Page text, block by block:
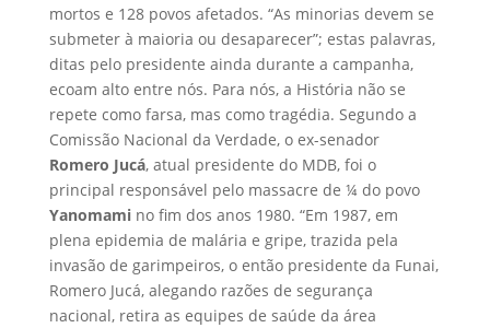
mortos e 128 povos afetados. “As minorias devem se
submeter à maioria ou desaparecer”; estas palavras,
ditas pelo presidente ainda durante a campanha,
ecoam alto entre nós. Para nós, a História não se
repete como farsa, mas como tragédia. Segundo a
Comissão Nacional da Verdade, o ex-senador
Romero Jucá, atual presidente do MDB, foi o
principal responsável pelo massacre de ¼ do povo
Yanomamino fim dos anos 1980. “Em 1987, em
plena epidemia de malária e gripe, trazida pela
invasão de garimpeiros, o então presidente da Funai,
Romero Jucá, alegando razões de segurança
nacional, retira as equipes de saúde da área